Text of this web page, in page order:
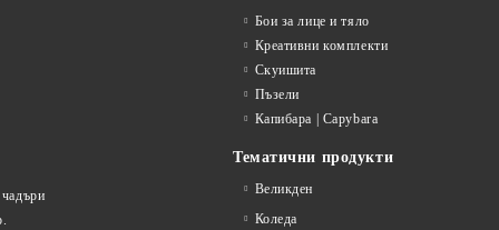
Бои за лице и тяло
Креативни комплекти
Скуишита
Пъзели
Капибара | Capybara
Тематични продукти
Великден
Коледа